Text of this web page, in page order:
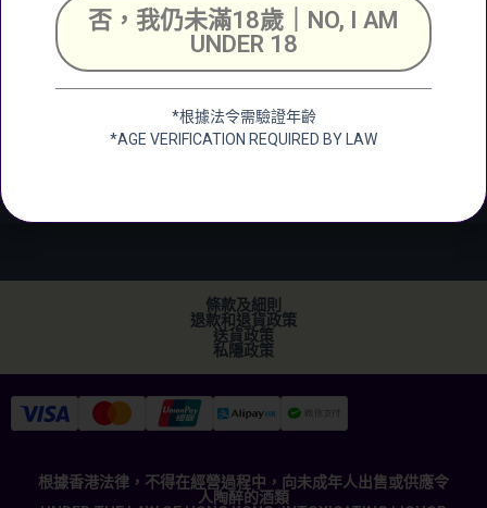
Unit 2, G/F, Shing
Chuen Industrial
Building, 25 Shing
Wan Road, Tai Wai,
New Territerory
條款及細則
退款和退貨政策
送貨政策
私隱政策
根據香港法律，不得在經營過程中，向未成年人出售或供應令
人陶醉的酒類
否，我仍未滿18歲｜NO, I AM
UNDER 18
*根據法令需驗證年齡
*AGE VERIFICATION REQUIRED BY LAW